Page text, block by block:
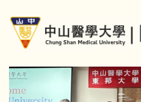
到
內
容
區